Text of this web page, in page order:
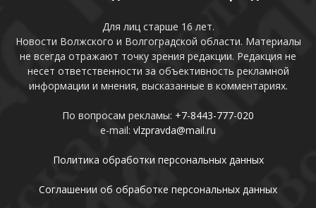
Для лиц старше 16 лет.
Новости Волжского и Волгоградской области. Материалы
не всегда отражают точку зрения редакции. Редакция не
несет ответственности за объективность рекламной
информации и мнения, высказанные в комментариях.
По вопросам рекламы: +7-8443-777-020
e-mail: vlzpravda@mail.ru
Политика обработки персональных данных
Соглашении об обработке персональных данных